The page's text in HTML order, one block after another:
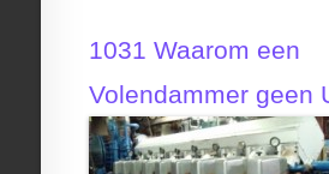
1031 Waarom een
Volendammer geen